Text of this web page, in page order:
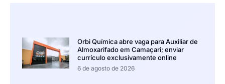
Orbi Química abre vaga para Auxiliar de
Almoxarifado em Camaçari; enviar
currículo exclusivamente online
6 de agosto de 2026